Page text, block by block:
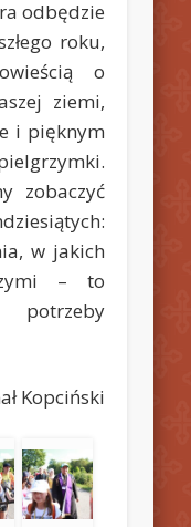
odbędzie
roku,
o
ziemi,
i pięknym
zobaczyć
w jakich
– to
potrzeby
Kopciński